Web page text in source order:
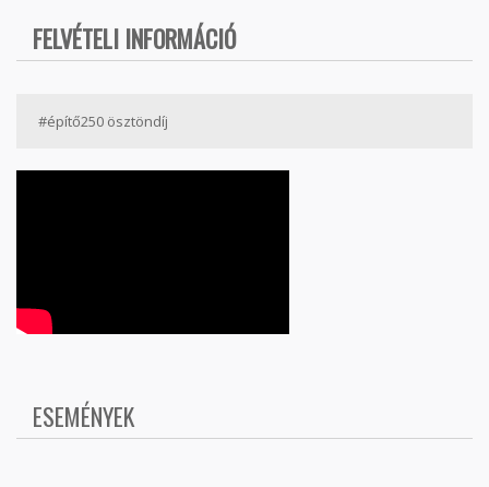
FELVÉTELI INFORMÁCIÓ
#építő250 ösztöndíj
ESEMÉNYEK